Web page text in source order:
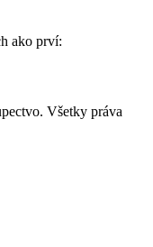
ako prví:
Všetky práva